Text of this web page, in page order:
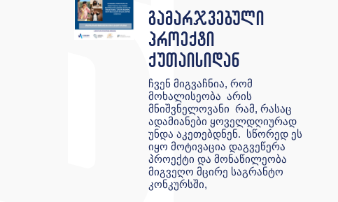
გამარჯვებული
პროექტი
ქუთაისიდან
ჩვენ მიგვაჩნია, რომ
მოხალისეობა არის
მნიშვნელოვანი რამ, რასაც
ადამიანები ყოველდღიურად
უნდა აკეთებდნენ. სწორედ ეს
იყო მოტივაცია დაგვეწერა
პროექტი და მონაწილეობა
მიგვეღო მცირე საგრანტო
კონკურსში,